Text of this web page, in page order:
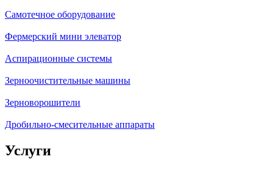
Самотечное оборудование
Фермерский мини элеватор
Аспирационные системы
Зерноочистительные машины
Зерноворошители
Дробильно-смесительные аппараты
Услуги